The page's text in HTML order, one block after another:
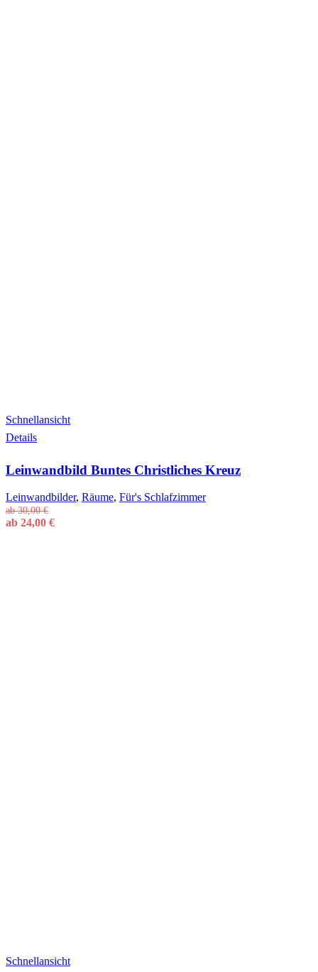
Schnellansicht
Details
mehrere
auf.
Die
Optionen
Leinwandbild Buntes Christliches Kreuz
Leinwandbilder, Räume, Für's Schlafzimmer
ab30,00€
ab 24,00 €
Schnellansicht